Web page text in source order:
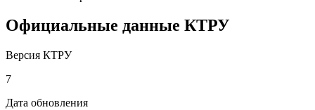
Официальные данные КТРУ
Версия КТРУ
7
Дата обновления